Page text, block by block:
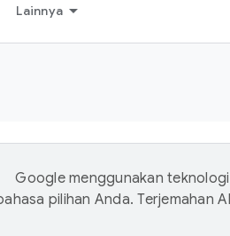
Lainnya
Google menggunakan
pilihan Anda. Terjemahan